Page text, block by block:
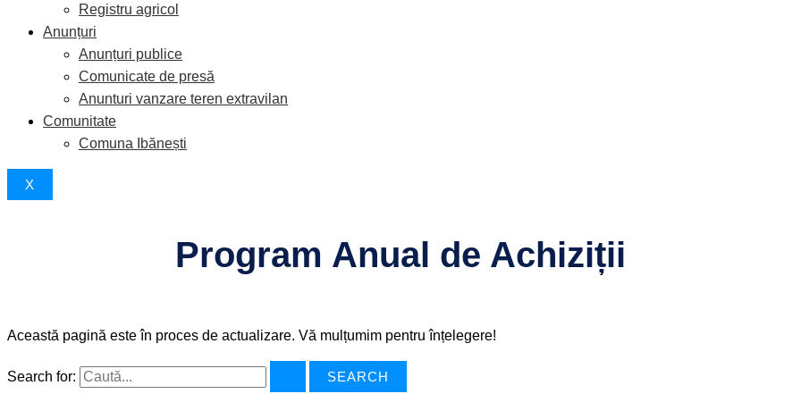
Registru agricol
Anunțuri
Anunțuri publice
Comunicate de presă
Anunturi vanzare teren extravilan
Comunitate
Comuna Ibănești
X
Program Anual de Achiziții
Această pagină este în proces de actualizare. Vă mulțumim pentru înțelegere!
Search for: